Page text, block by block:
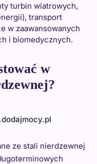
turbin wiatrowych,
transport
w zaawansowanych
i biomedycznych.
w
ze stali nierdzewnej